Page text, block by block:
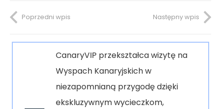
Poprzedni wpis Następny wpis
CanaryVIP przekształca wizytę na
Wyspach Kanaryjskich w
niezapomnianą przygodę dzięki
ekskluzywnym wycieczkom,